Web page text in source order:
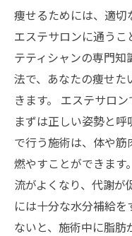
痩せるためには、適切
エステサロンに通う
テティシャンの専門
法で、あなたの痩せた
きます。 エステサロ
まずは正しい姿勢と
で行う施術は、体や
燃やすことができます
流がよくなり、代謝が
には十分な水分補給
ないと、施術中に脂